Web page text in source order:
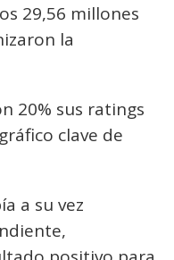
29,56 millones
la
20% sus ratings
clave de
a su vez